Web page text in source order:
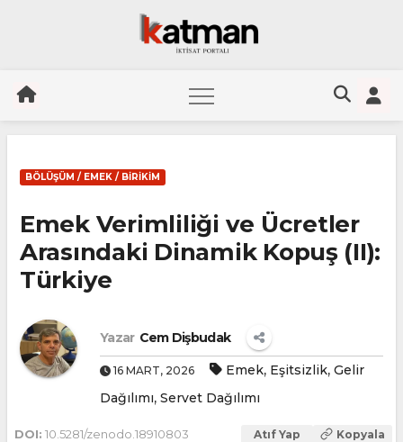
content
BÖLÜŞÜM / EMEK / BIRIKIM
Emek Verimliliği ve Ücretler
Arasındaki Dinamik Kopuş (II):
Türkiye
Yazar Cem Dişbudak
16 MART, 2026 Emek, Eşitsizlik, Gelir
Dağılımı, Servet Dağılımı
DOI: 10.5281/zenodo.18910803 Atıf Yap Kopyala